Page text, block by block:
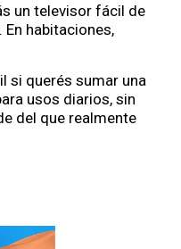
un televisor fácil de
habitaciones,
si querés sumar una
usos diarios, sin
del que realmente